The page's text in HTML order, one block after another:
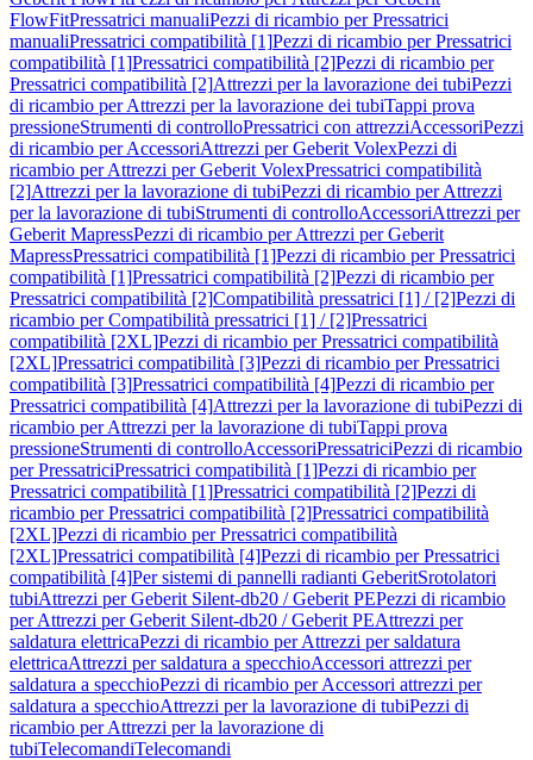
FlowFitPressatrici manualiPezzi di ricambio per Pressatrici
manualiPressatrici compatibilità [1]Pezzi di ricambio per Pressatrici
compatibilità [1]Pressatrici compatibilità [2]Pezzi di ricambio per
Pressatrici compatibilità [2]Attrezzi per la lavorazione dei tubiPezzi
di ricambio per Attrezzi per la lavorazione dei tubiTappi prova
pressioneStrumenti di controlloPressatrici con attrezziAccessoriPezzi
di ricambio per AccessoriAttrezzi per Geberit VolexPezzi di
ricambio per Attrezzi per Geberit VolexPressatrici compatibilità
[2]Attrezzi per la lavorazione di tubiPezzi di ricambio per Attrezzi
per la lavorazione di tubiStrumenti di controlloAccessoriAttrezzi per
Geberit MapressPezzi di ricambio per Attrezzi per Geberit
MapressPressatrici compatibilità [1]Pezzi di ricambio per Pressatrici
compatibilità [1]Pressatrici compatibilità [2]Pezzi di ricambio per
Pressatrici compatibilità [2]Compatibilità pressatrici [1] / [2]Pezzi di
ricambio per Compatibilità pressatrici [1] / [2]Pressatrici
compatibilità [2XL]Pezzi di ricambio per Pressatrici compatibilità
[2XL]Pressatrici compatibilità [3]Pezzi di ricambio per Pressatrici
compatibilità [3]Pressatrici compatibilità [4]Pezzi di ricambio per
Pressatrici compatibilità [4]Attrezzi per la lavorazione di tubiPezzi di
ricambio per Attrezzi per la lavorazione di tubiTappi prova
pressioneStrumenti di controlloAccessoriPressatriciPezzi di ricambio
per PressatriciPressatrici compatibilità [1]Pezzi di ricambio per
Pressatrici compatibilità [1]Pressatrici compatibilità [2]Pezzi di
ricambio per Pressatrici compatibilità [2]Pressatrici compatibilità
[2XL]Pezzi di ricambio per Pressatrici compatibilità
[2XL]Pressatrici compatibilità [4]Pezzi di ricambio per Pressatrici
compatibilità [4]Per sistemi di pannelli radianti GeberitSrotolatori
tubiAttrezzi per Geberit Silent-db20 / Geberit PEPezzi di ricambio
per Attrezzi per Geberit Silent-db20 / Geberit PEAttrezzi per
saldatura elettricaPezzi di ricambio per Attrezzi per saldatura
elettricaAttrezzi per saldatura a specchioAccessori attrezzi per
saldatura a specchioPezzi di ricambio per Accessori attrezzi per
saldatura a specchioAttrezzi per la lavorazione di tubiPezzi di
ricambio per Attrezzi per la lavorazione di
tubiTelecomandiTelecomandi